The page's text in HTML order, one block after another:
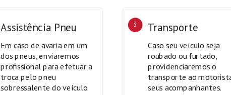
Assistência Pneu
Em caso de avaria em um
dos pneus, enviaremos
profissional para efetuar a
troca pelo pneu
sobressalente do veículo.
3 Transporte
Caso seu veículo seja
roubado ou furtado,
providenciaremos o
transporte ao
seus acompanhantes.